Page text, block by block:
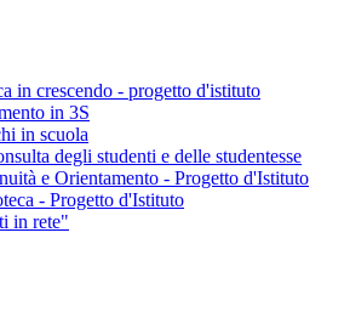
in crescendo - progetto d'istituto
in 3S
in scuola
degli studenti e delle studentesse
e Orientamento - Progetto d'Istituto
- Progetto d'Istituto
in rete"